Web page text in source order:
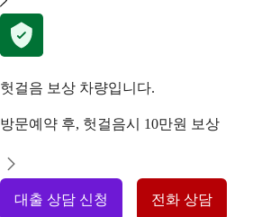
헛걸음 보상 차량입니다.
방문예약 후, 헛걸음시 10만원 보상
대출 상담 신청 전화 상담